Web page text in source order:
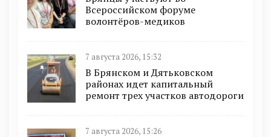
Всероссийском форуме
волонтёров-медиков
7 августа 2026, 15:32
В Брянском и Дятьковском
районах идет капитальный
ремонт трех участков автодороги
7 августа 2026, 15:26